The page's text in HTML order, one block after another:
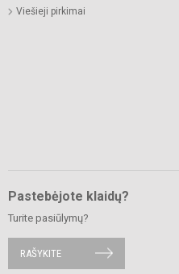
Viešieji pirkimai
Pastebėjote klaidų?
Turite pasiūlymų?
RAŠYKITE